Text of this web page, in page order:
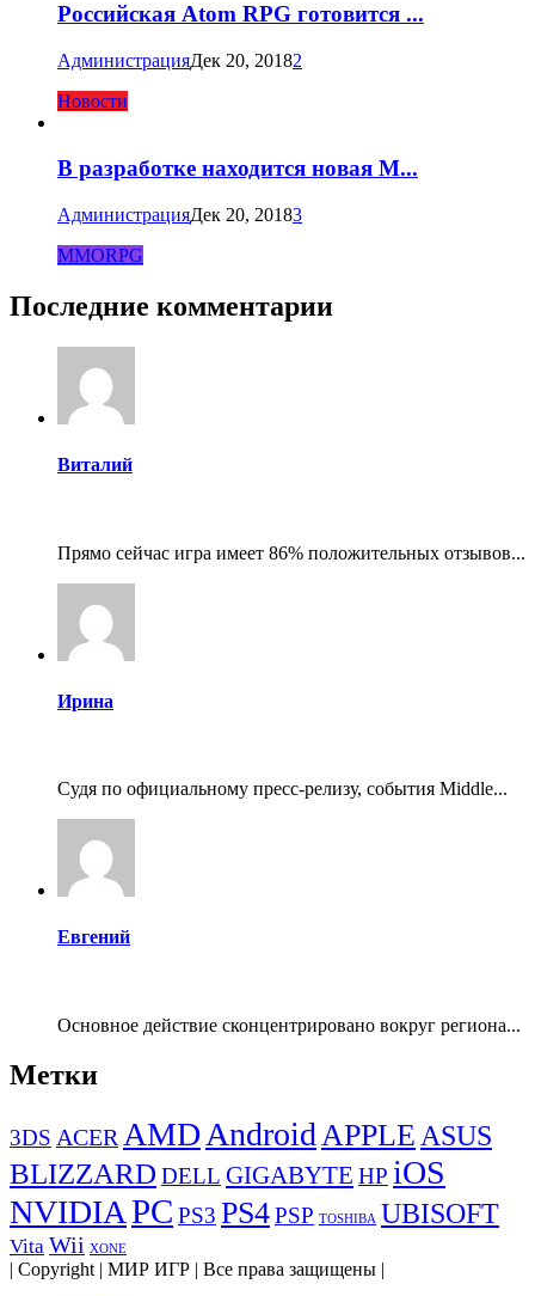
Российская Atom RPG готовится ...
АдминистрацияДек 20, 20182
Новости
В разработке находится новая M...
АдминистрацияДек 20, 20183
MMORPG
Последние комментарии
Виталий
Прямо сейчас игра имеет 86% положительных отзывов...
Ирина
Судя по официальному пресс-релизу, события Middle...
Евгений
Основное действие сконцентрировано вокруг региона...
Метки
3DS ACER AMDAndroidAPPLEASUS
BLIZZARD DELL GIGABYTE HP iOS
NVIDIAPC PS3 PS4PSP TOSHIBA UBISOFT
Vita Wii XONE
| Copyright | МИР ИГР | Все права защищены |